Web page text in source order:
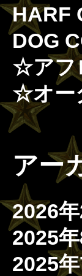
HARF
DOG
☆アフ
☆オー
アー
2026
2025
2025年